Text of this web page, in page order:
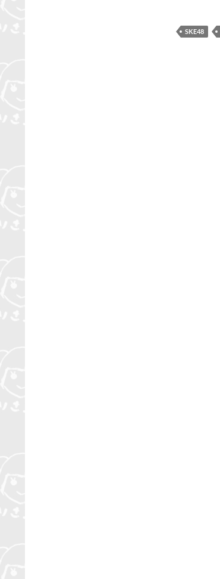
SKE48